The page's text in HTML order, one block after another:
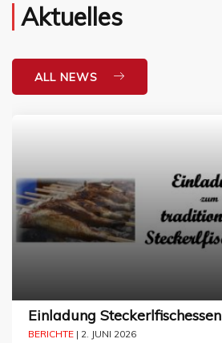
Aktuelles
ALL NEWS
Einladung Steckerlfischessen
BERICHTE | 2. JUNI 2026